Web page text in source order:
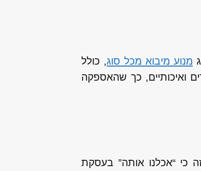
מנוע מיבוא מכל סוג, כולל
ואיכותיים, כך שהאספקה
כי “אכלנו אותה” בעסקת